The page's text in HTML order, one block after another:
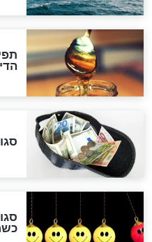
"מודה
לכל המאמרים
אחרית